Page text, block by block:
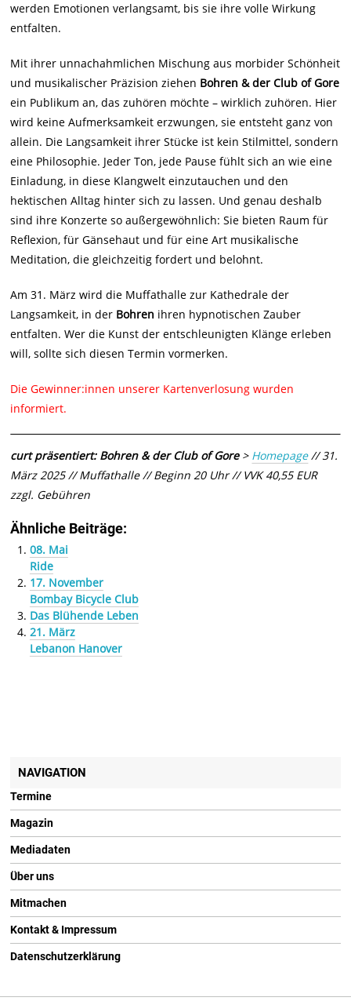
werden Emotionen verlangsamt, bis sie ihre volle Wirkung
entfalten.
Mit ihrer unnachahmlichen Mischung aus morbider Schönheit
und musikalischer Präzision ziehen Bohren & der Club of Gore
ein Publikum an, das zuhören möchte – wirklich zuhören. Hier
wird keine Aufmerksamkeit erzwungen, sie entsteht ganz von
allein. Die Langsamkeit ihrer Stücke ist kein Stilmittel, sondern
eine Philosophie. Jeder Ton, jede Pause fühlt sich an wie eine
Einladung, in diese Klangwelt einzutauchen und den
hektischen Alltag hinter sich zu lassen. Und genau deshalb
sind ihre Konzerte so außergewöhnlich: Sie bieten Raum für
Reflexion, für Gänsehaut und für eine Art musikalische
Meditation, die gleichzeitig fordert und belohnt.
Am 31. März wird die Muffathalle zur Kathedrale der
Langsamkeit, in der Bohren ihren hypnotischen Zauber
entfalten. Wer die Kunst der entschleunigten Klänge erleben
will, sollte sich diesen Termin vormerken.
Die Gewinner:innen unserer Kartenverlosung wurden
informiert.
curt präsentiert: Bohren & der Club of Gore> Homepage// 31.
März 2025 // Muffathalle // Beginn 20 Uhr // VVK 40,55 EUR
zzgl. Gebühren
Ähnliche Beiträge:
08. Mai
Ride
17. November
Bombay Bicycle Club
Das Blühende Leben
21. März
Lebanon Hanover
NAVIGATION
Termine
Magazin
Mediadaten
Über uns
Mitmachen
Kontakt & Impressum
Datenschutzerklärung